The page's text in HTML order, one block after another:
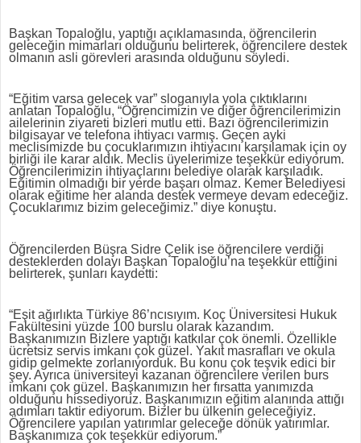
Başkan Topaloğlu, yaptığı açıklamasında, öğrencilerin
geleceğin mimarları olduğunu belirterek, öğrencilere destek
olmanın asli görevleri arasında olduğunu söyledi.
“Eğitim varsa gelecek var” sloganıyla yola çıktıklarını
anlatan Topaloğlu, “Öğrencimizin ve diğer öğrencilerimizin
ailelerinin ziyareti bizleri mutlu etti. Bazı öğrencilerimizin
bilgisayar ve telefona ihtiyacı varmış. Geçen ayki
meclisimizde bu çocuklarımızın ihtiyacını karşılamak için oy
birliği ile karar aldık. Meclis üyelerimize teşekkür ediyorum.
Öğrencilerimizin ihtiyaçlarını belediye olarak karşıladık.
Eğitimin olmadığı bir yerde başarı olmaz. Kemer Belediyesi
olarak eğitime her alanda destek vermeye devam edeceğiz.
Çocuklarımız bizim geleceğimiz.” diye konuştu.
Öğrencilerden Büşra Sidre Çelik ise öğrencilere verdiği
desteklerden dolayı Başkan Topaloğlu’na teşekkür ettiğini
belirterek, şunları kaydetti:
“Eşit ağırlıkta Türkiye 86’ncısıyım. Koç Üniversitesi Hukuk
Fakültesini yüzde 100 burslu olarak kazandım.
Başkanımızın Bizlere yaptığı katkılar çok önemli. Özellikle
ücretsiz servis imkanı çok güzel. Yakıt masrafları ve okula
gidip gelmekte zorlanıyorduk. Bu konu çok teşvik edici bir
şey. Ayrıca üniversiteyi kazanan öğrencilere verilen burs
imkanı çok güzel. Başkanımızın her fırsatta yanımızda
olduğunu hissediyoruz. Başkanımızın eğitim alanında attığı
adımları taktir ediyorum. Bizler bu ülkenin geleceğiyiz.
Öğrencilere yapılan yatırımlar geleceğe dönük yatırımlar.
Başkanımıza çok teşekkür ediyorum.”